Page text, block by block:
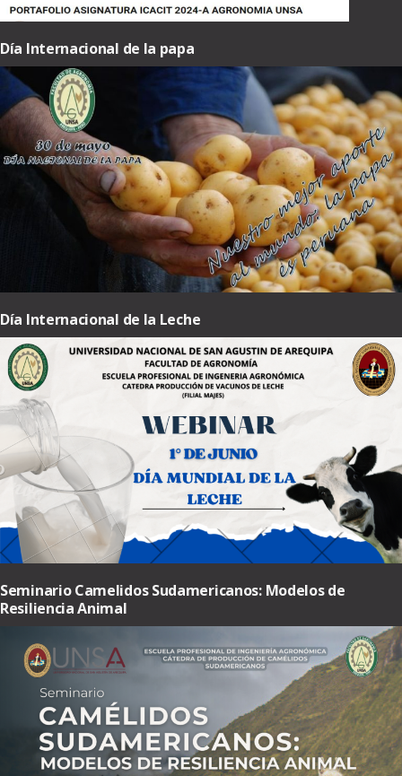
Día Internacional de la papa
Día Internacional de la Leche
Seminario Camelidos Sudamericanos: Modelos de
Resiliencia Animal